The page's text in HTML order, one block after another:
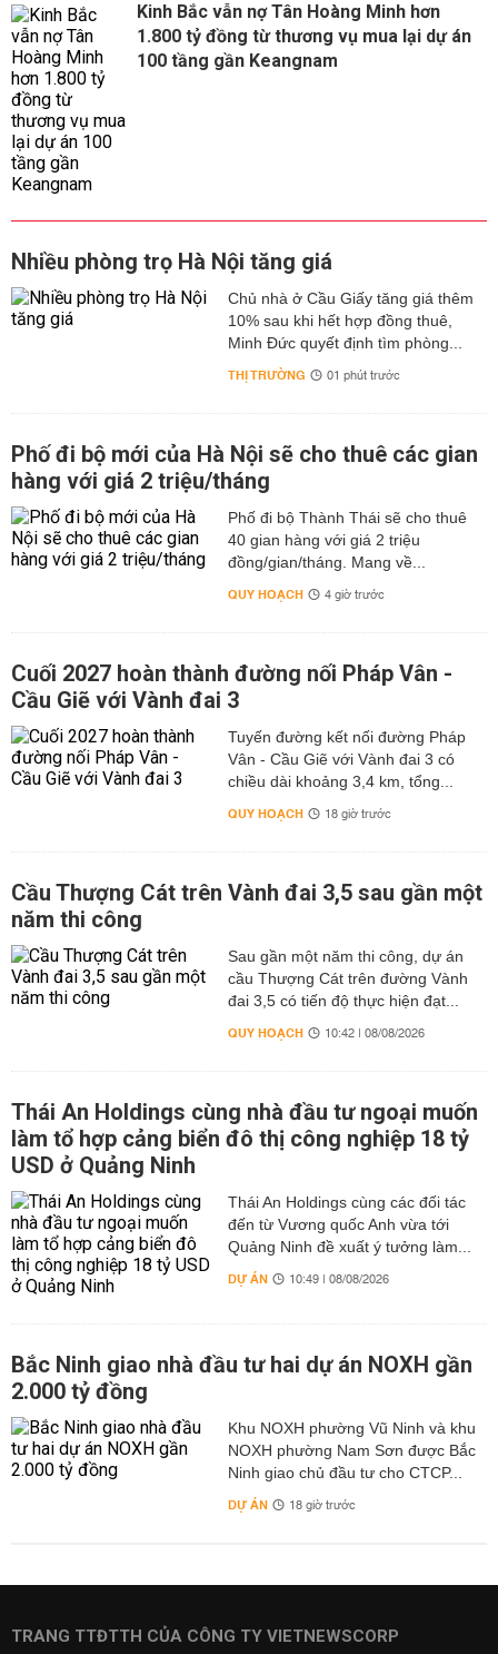
Kinh Bắc vẫn nợ Tân Hoàng Minh hơn
1.800 tỷ đồng từ thương vụ mua lại dự án
100 tầng gần Keangnam
Nhiều phòng trọ Hà Nội tăng giá
Chủ nhà ở Cầu Giấy tăng giá thêm
10% sau khi hết hợp đồng thuê,
Minh Đức quyết định tìm phòng...
THỊ TRƯỜNG 01 phút trước
Phố đi bộ mới của Hà Nội sẽ cho thuê các gian
hàng với giá 2 triệu/tháng
Phố đi bộ Thành Thái sẽ cho thuê
40 gian hàng với giá 2 triệu
đồng/gian/tháng. Mang về...
QUY HOẠCH 4 giờ trước
Cuối 2027 hoàn thành đường nối Pháp Vân -
Cầu Giẽ với Vành đai 3
Tuyến đường kết nối đường Pháp
Vân - Cầu Giẽ với Vành đai 3 có
chiều dài khoảng 3,4 km, tổng...
QUY HOẠCH 18 giờ trước
Cầu Thượng Cát trên Vành đai 3,5 sau gần một
năm thi công
Sau gần một năm thi công, dự án
cầu Thượng Cát trên đường Vành
đai 3,5 có tiến độ thực hiện đạt...
QUY HOẠCH 10:42 | 08/08/2026
Thái An Holdings cùng nhà đầu tư ngoại muốn
làm tổ hợp cảng biển đô thị công nghiệp 18 tỷ
USD ở Quảng Ninh
Thái An Holdings cùng các đối tác
đến từ Vương quốc Anh vừa tới
Quảng Ninh đề xuất ý tưởng làm...
DỰ ÁN 10:49 | 08/08/2026
Bắc Ninh giao nhà đầu tư hai dự án NOXH gần
2.000 tỷ đồng
Khu NOXH phường Vũ Ninh và khu
NOXH phường Nam Sơn được Bắc
Ninh giao chủ đầu tư cho CTCP...
DỰ ÁN 18 giờ trước
TRANG TTĐTTH CỦA CÔNG TY VIETNEWSCORP